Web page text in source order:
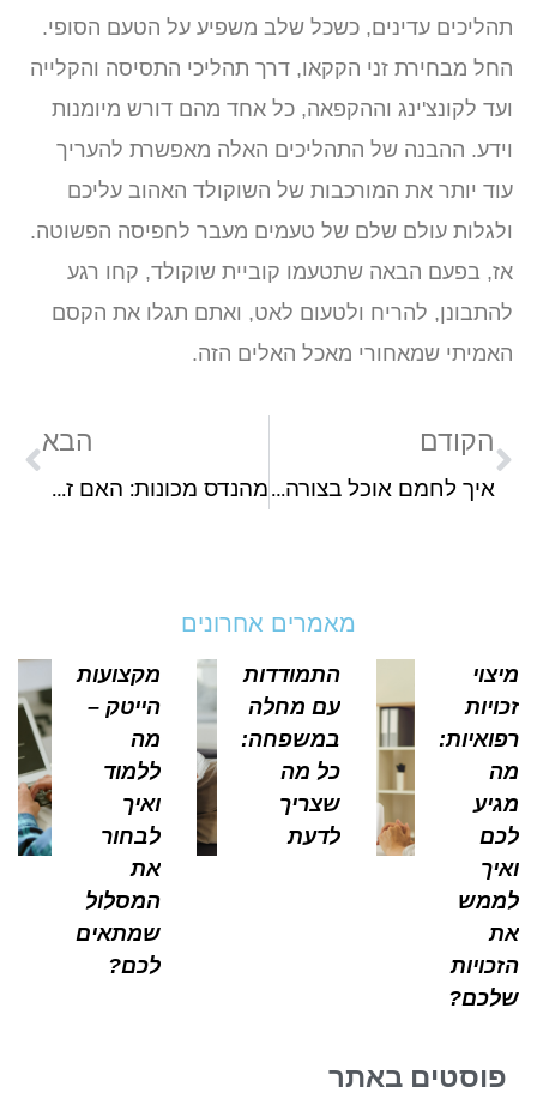
עדינים, כשכל שלב משפיע על הטעם הסופי.
מבחירת זני הקקאו, דרך תהליכי התסיסה והקלייה
לקונצ'ינג וההקפאה, כל אחד מהם דורש מיומנות
ההבנה של התהליכים האלה מאפשרת להעריך
יותר את המורכבות של השוקולד האהוב עליכם
עולם שלם של טעמים מעבר לחפיסה הפשוטה.
בפעם הבאה שתטעמו קוביית שוקולד, קחו רגע
להריח ולטעום לאט, ואתם תגלו את הקסם
שמאחורי מאכל האלים הזה.
הקודם
איך לחמם אוכל בצורה מושלמת: המדריך לשמירה על טעם ומרקם
הבא
מהנדס מכונות: האם זה המקצוע שמתאים לכם?
מאמרים אחרונים
התמודדות
עם מחלה
במשפחה:
כל מה
שצריך
לדעת
מקצועות
הייטק –
ללמוד
ואיך
לבחור
המסלול
שמתאים
לכם?
באתר